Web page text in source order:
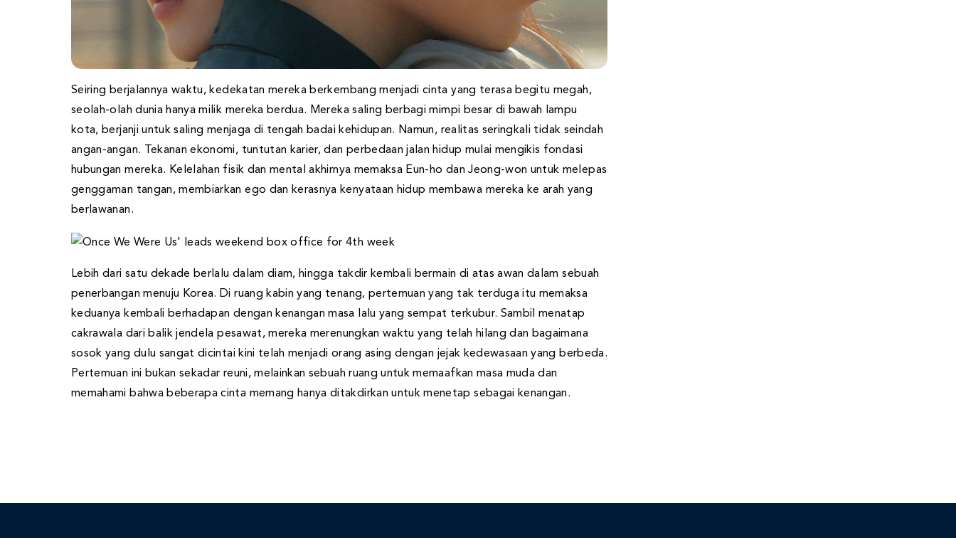
Seiring berjalannya waktu, kedekatan mereka berkembang menjadi cinta yang terasa begitu megah,
seolah-olah dunia hanya milik mereka berdua. Mereka saling berbagi mimpi besar di bawah lampu
kota, berjanji untuk saling menjaga di tengah badai kehidupan. Namun, realitas seringkali tidak seindah
angan-angan. Tekanan ekonomi, tuntutan karier, dan perbedaan jalan hidup mulai mengikis fondasi
hubungan mereka. Kelelahan fisik dan mental akhirnya memaksa Eun-ho dan Jeong-won untuk melepas
genggaman tangan, membiarkan ego dan kerasnya kenyataan hidup membawa mereka ke arah yang
berlawanan.
Lebih dari satu dekade berlalu dalam diam, hingga takdir kembali bermain di atas awan dalam sebuah
penerbangan menuju Korea. Di ruang kabin yang tenang, pertemuan yang tak terduga itu memaksa
keduanya kembali berhadapan dengan kenangan masa lalu yang sempat terkubur. Sambil menatap
cakrawala dari balik jendela pesawat, mereka merenungkan waktu yang telah hilang dan bagaimana
sosok yang dulu sangat dicintai kini telah menjadi orang asing dengan jejak kedewasaan yang berbeda.
Pertemuan ini bukan sekadar reuni, melainkan sebuah ruang untuk memaafkan masa muda dan
memahami bahwa beberapa cinta memang hanya ditakdirkan untuk menetap sebagai kenangan.